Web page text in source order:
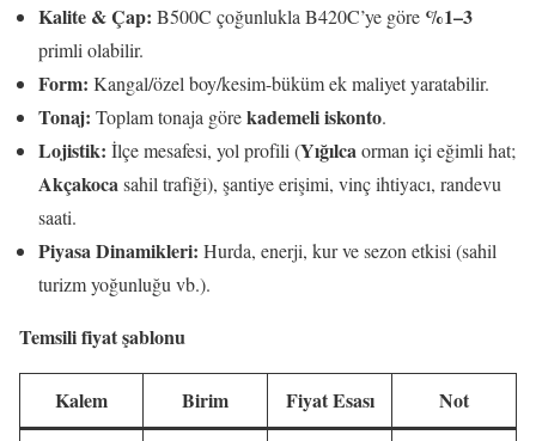
Kalite & Çap: B500C çoğunlukla B420C’ye göre %1–3
primli olabilir.
Form: Kangal/özel boy/kesim-büküm ek maliyet yaratabilir.
Tonaj: Toplam tonaja görekademeli iskonto.
Lojistik: İlçe mesafesi, yol profili (Yığılcaorman içi eğimli hat;
Akçakocasahil trafiği), şantiye erişimi, vinç ihtiyacı, randevu
saati.
Piyasa Dinamikleri: Hurda, enerji, kur ve sezon etkisi (sahil
turizm yoğunluğu vb.).
Temsili fiyat şablonu
Kalem Birim Fiyat Esası Not